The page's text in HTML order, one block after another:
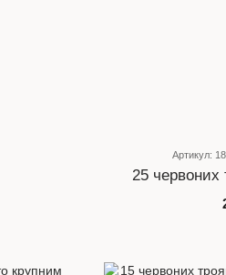
Артикул:
25 червоних